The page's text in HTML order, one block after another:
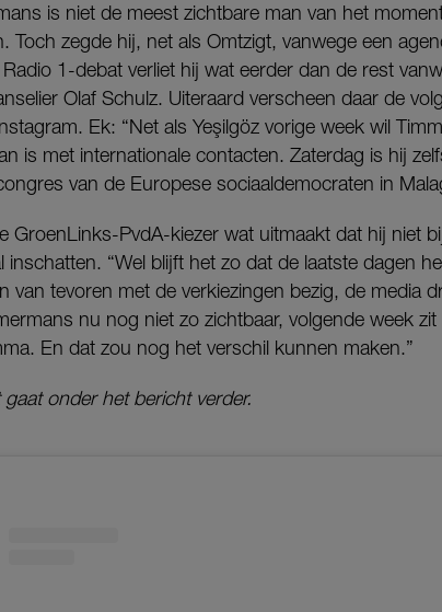
is niet de meest zichtbare man van het
Toch zegde hij, net als Omtzigt, vanwege een
1-debat verliet hij wat eerder dan de rest
Olaf Schulz. Uiteraard verscheen daar de
Ek: “Net als Yeşilgöz vorige week wil
is met internationale contacten. Zaterdag is hij
van de Europese sociaaldemocraten in
GroenLinks-PvdA-kiezer wat uitmaakt dat hij niet
inschatten. “Wel blijft het zo dat de laatste dagen
van tevoren met de verkiezingen bezig, de media
nu nog niet zo zichtbaar, volgende week
En dat zou nog het verschil kunnen maken.”
gaat onder het bericht verder.